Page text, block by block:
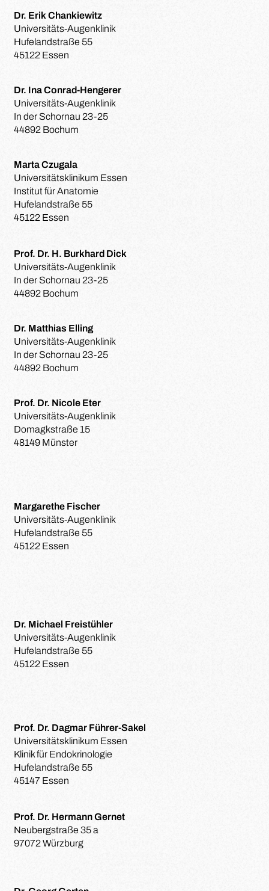
Dr. Erik Chankiewitz
Universitäts-Augenklinik
Hufelandstraße 55
45122 Essen
Dr. Ina Conrad-Hengerer
Universitäts-Augenklinik
In der Schornau 23-25
44892 Bochum
Marta Czugala
Universitätsklinikum Essen
Institut für Anatomie
Hufelandstraße 55
45122 Essen
Prof. Dr. H. Burkhard Dick
Universitäts-Augenklinik
In der Schornau 23-25
44892 Bochum
Dr. Matthias Elling
Universitäts-Augenklinik
In der Schornau 23-25
44892 Bochum
Prof. Dr. Nicole Eter
Universitäts-Augenklinik
Domagkstraße 15
48149 Münster
Margarethe Fischer
Universitäts-Augenklinik
Hufelandstraße 55
45122 Essen
Dr. Michael Freistühler
Universitäts-Augenklinik
Hufelandstraße 55
45122 Essen
Prof. Dr. Dagmar Führer-Sakel
Universitätsklinikum Essen
Klinik für Endokrinologie
Hufelandstraße 55
45147 Essen
Prof. Dr. Hermann Gernet
Neubergstraße 35 a
97072 Würzburg